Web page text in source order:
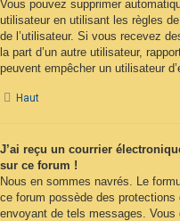
Vous pouvez supprimer
utilisateur en utilisant les règles
de l’utilisateur. Si vous recevez
la part d’un autre utilisateur,
peuvent empêcher un utilisateur
Haut
J’ai reçu un courrier
sur ce forum !
Nous en sommes navrés. Le
ce forum possède des
envoyant de tels messages.